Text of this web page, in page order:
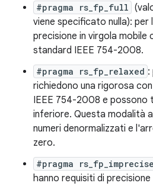
#pragma rs_fp_full
viene specificato nulla): per
precisione in virgola mobile
standard IEEE 754-2008.
#pragma rs_fp_relaxed :
richiedono una rigorosa
IEEE 754-2008 e possono
inferiore. Questa modalità
numeri denormalizzati e
zero.
#pragma rs_fp_imprecise
hanno requisiti di